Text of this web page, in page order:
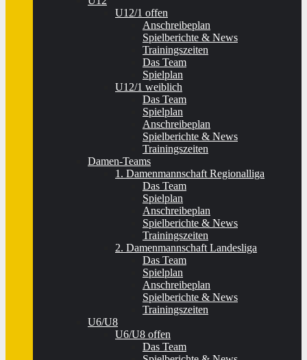
U12/1 offen
Anschreibeplan
Spielberichte & News
Trainingszeiten
Das Team
Spielplan
U12/1 weiblich
Das Team
Spielplan
Anschreibeplan
Spielberichte & News
Trainingszeiten
Damen-Teams
1. Damenmannschaft Regionalliga
Das Team
Spielplan
Anschreibeplan
Spielberichte & News
Trainingszeiten
2. Damenmannschaft Landesliga
Das Team
Spielplan
Anschreibeplan
Spielberichte & News
Trainingszeiten
U6/U8
U6/U8 offen
Das Team